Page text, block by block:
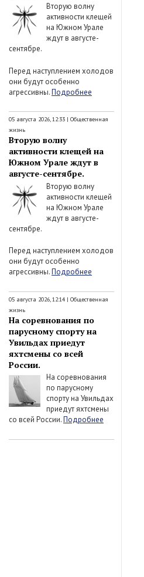
Вторую волну
активности клещей
на Южном Урале
ждут в августе-
сентябре.
Перед наступлением холодов
они будут особенно
агрессивны.Подробнее
05 августа 2026, 12:33 | Общественная
жизнь
Вторую волну
активности клещей на
Южном Урале ждут в
августе-сентябре.
Вторую волну
активности клещей
на Южном Урале
ждут в августе-
сентябре.
Перед наступлением холодов
они будут особенно
агрессивны.Подробнее
05 августа 2026, 12:14 | Общественная
жизнь
На соревнования по
парусному спорту на
Увильдах приедут
яхтсмены со всей
России.
На соревнования
по парусному
спорту на Увильдах
приедут яхтсмены
со всей России.Подробнее